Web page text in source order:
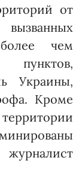
от
чем
пунктов,
Украины,
Кроме
журналист